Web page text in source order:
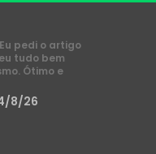
pedi o artigo
tudo bem
Ótimo e
8/26